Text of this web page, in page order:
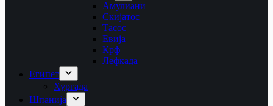
Амулиани
Скијатос
Тасос
Евија
Крф
Лефкада
Египет
Хургада
Шпанија